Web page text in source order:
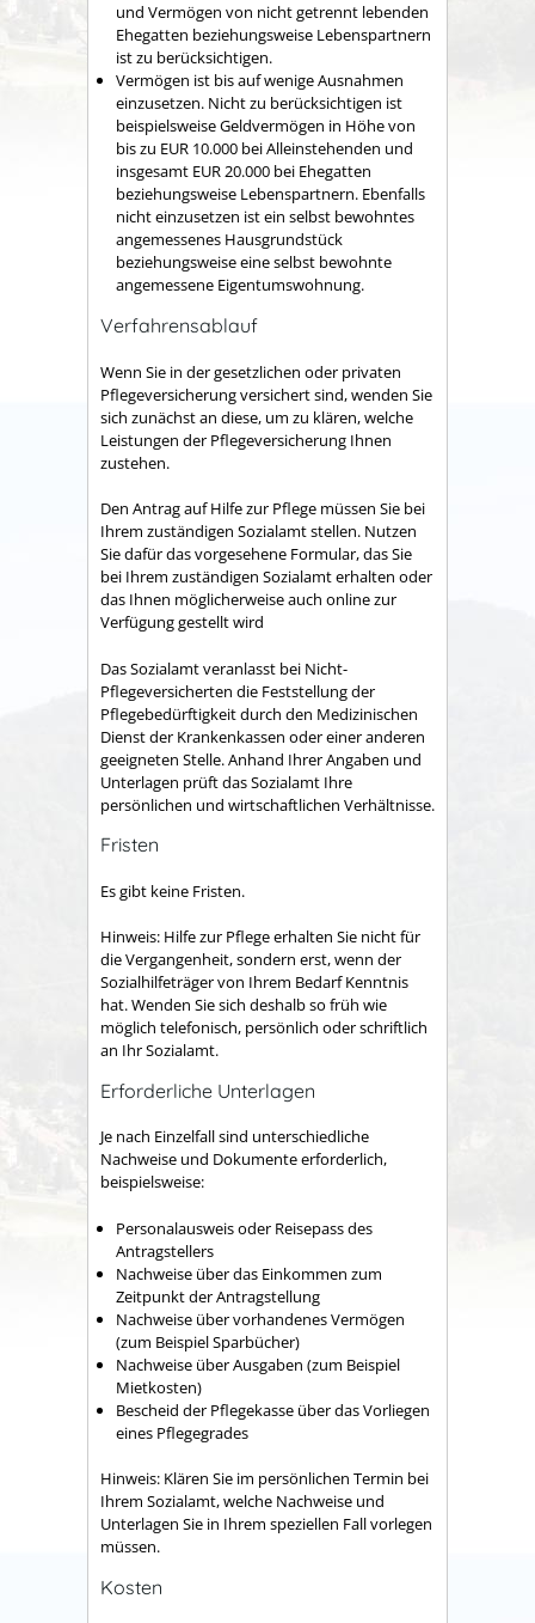
und Vermögen von nicht getrennt lebenden
Ehegatten beziehungsweise Lebenspartnern
ist zu berücksichtigen.
Vermögen ist bis auf wenige Ausnahmen
einzusetzen. Nicht zu berücksichtigen ist
beispielsweise Geldvermögen in Höhe von
bis zu EUR 10.000 bei Alleinstehenden und
insgesamt EUR 20.000 bei Ehegatten
beziehungsweise Lebenspartnern. Ebenfalls
nicht einzusetzen ist ein selbst bewohntes
angemessenes Hausgrundstück
beziehungsweise eine selbst bewohnte
angemessene Eigentumswohnung.
Verfahrensablauf
Wenn Sie in der gesetzlichen oder privaten
Pflegeversicherung versichert sind, wenden Sie
sich zunächst an diese, um zu klären, welche
Leistungen der Pflegeversicherung Ihnen
zustehen.
Den Antrag auf Hilfe zur Pflege müssen Sie bei
Ihrem zuständigen Sozialamt stellen. Nutzen
Sie dafür das vorgesehene Formular, das Sie
bei Ihrem zuständigen Sozialamt erhalten oder
das Ihnen möglicherweise auch online zur
Verfügung gestellt wird
Das Sozialamt veranlasst bei Nicht-
Pflegeversicherten die Feststellung der
Pflegebedürftigkeit durch den Medizinischen
Dienst der Krankenkassen oder einer anderen
geeigneten Stelle.Anhand Ihrer Angaben und
Unterlagen prüft das Sozialamt Ihre
persönlichen und wirtschaftlichen Verhältnisse.
Fristen
Es gibt keine Fristen.
Hinweis: Hilfe zur Pflege erhalten Sie nicht für
die Vergangenheit, sondern erst, wenn der
Sozialhilfeträger von Ihrem Bedarf Kenntnis
hat. Wenden Sie sich deshalb so früh wie
möglich telefonisch, persönlich oder schriftlich
an Ihr Sozialamt.
Erforderliche Unterlagen
Je nach Einzelfall sind unterschiedliche
Nachweise und Dokumente erforderlich,
beispielsweise:
Personalausweis oder Reisepass des
Antragstellers
Nachweise über das Einkommen zum
Zeitpunkt der Antragstellung
Nachweise über vorhandenes Vermögen
(zum Beispiel Sparbücher)
Nachweise über Ausgaben (zum Beispiel
Mietkosten)
Bescheid der Pflegekasse über das Vorliegen
eines Pflegegrades
Hinweis: Klären Sie im persönlichen Termin bei
Ihrem Sozialamt, welche Nachweise und
Unterlagen Sie in Ihrem speziellen Fall vorlegen
müssen.
Kosten